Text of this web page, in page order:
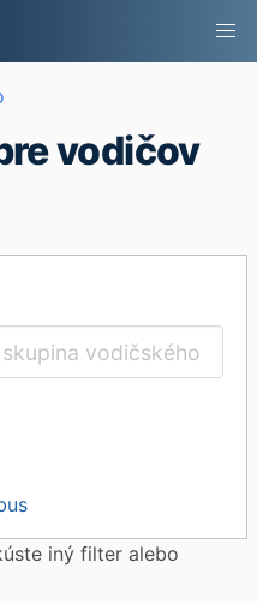
vodičov
iný filter alebo